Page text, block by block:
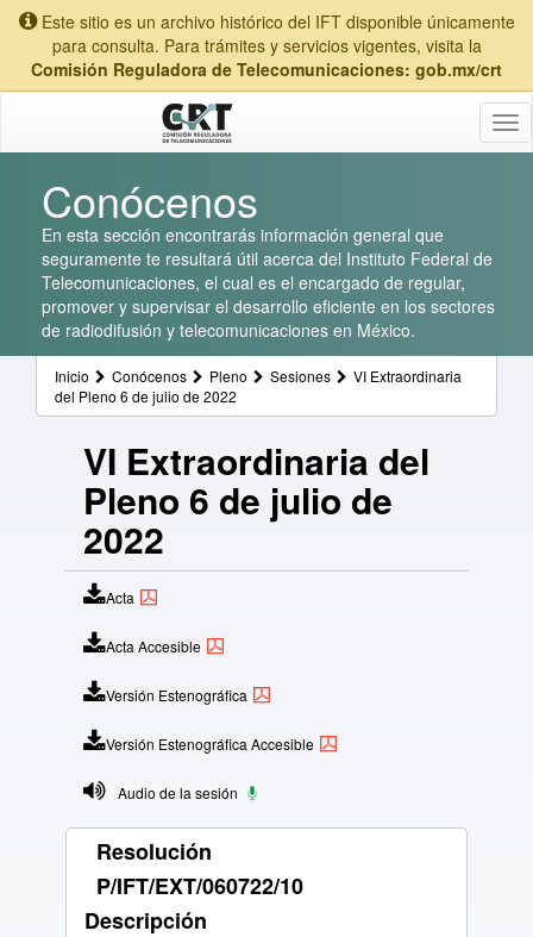
Este sitio es un archivo histórico del IFT disponible únicamente
para consulta. Para trámites y servicios vigentes, visita la
Comisión Reguladora de Telecomunicaciones: gob.mx/crt
Conócenos
En esta sección encontrarás información general que
seguramente te resultará útil acerca del Instituto Federal de
Telecomunicaciones, el cual es el encargado de regular,
promover y supervisar el desarrollo eficiente en los sectores
de radiodifusión y telecomunicaciones en México.
Inicio Conócenos Pleno Sesiones
VI Extraordinaria
del Pleno 6 de julio de 2022
VI Extraordinaria del
Pleno 6 de julio de
2022
Acta
Acta Accesible
Versión Estenográfica
Versión Estenográfica Accesible
Audio de la sesión
Resolución
P/IFT/EXT/060722/10
Descripción